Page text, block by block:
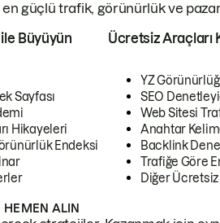
en güçlü trafik, görünürlük ve
Büyüyün
Sayfası
Hikayeleri
Endeksi
Ücretsiz Araçları
YZ
SEO
Web Sitesi
Anahtar
Backlink
Trafiğe Göre
Diğer
HEMEN ALIN